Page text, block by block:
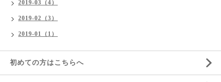
2019-03（4）
2019-02（3）
2019-01（1）
初めての方はこちらへ